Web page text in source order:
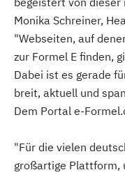
Monika Schreiner,
"Webseiten, auf
zur Formel E finden,
Dabei ist es gerade
breit, aktuell und
Dem Portal e-
"Für die vielen
großartige Plattform,